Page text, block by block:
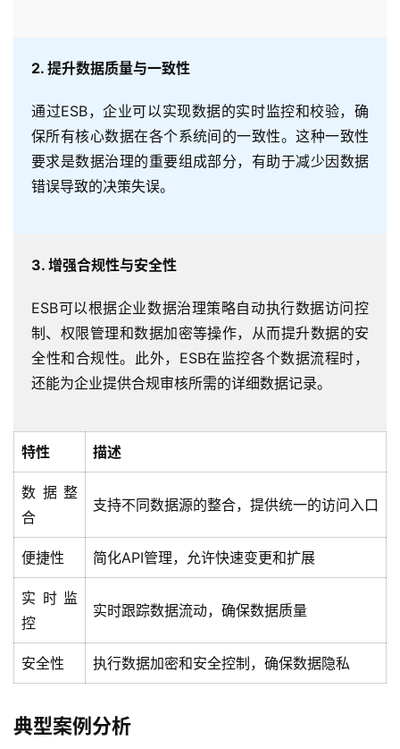
最
新
2. 提升数据质量与一致性
通过ESB，企业可以实现数据的实时监控和校验，确
保所有核心数据在各个系统间的一致性。这种一致性
要求是数据治理的重要组成部分，有助于减少因数据
错误导致的决策失误。
3. 增强合规性与安全性
ESB可以根据企业数据治理策略自动执行数据访问控
制、权限管理和数据加密等操作，从而提升数据的安
全性和合规性。此外，ESB在监控各个数据流程时，
还能为企业提供合规审核所需的详细数据记录。
特性 描述
数据整
合
支持不同数据源的整合，提供统一的访问入口
便捷性 简化API管理，允许快速变更和扩展
实时监
控
实时跟踪数据流动，确保数据质量
安全性 执行数据加密和安全控制，确保数据隐私
典型案例分析